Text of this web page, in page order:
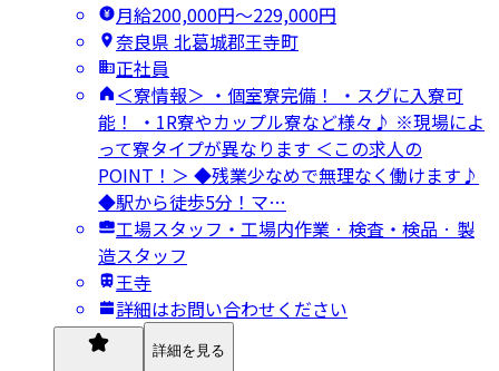
月給200,000円〜229,000円
奈良県 北葛城郡王寺町
正社員
＜寮情報＞ ・個室寮完備！ ・スグに入寮可
能！ ・1R寮やカップル寮など様々♪ ※現場によ
って寮タイプが異なります ＜この求人の
POINT！＞ ◆残業少なめで無理なく働けます♪
◆駅から徒歩5分！マ…
工場スタッフ・工場内作業 · 検査・検品 · 製
造スタッフ
王寺
詳細はお問い合わせください
詳細を見る